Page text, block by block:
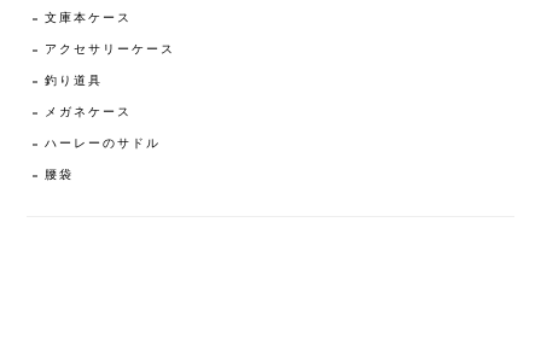
文庫本ケース
アクセサリーケース
釣り道具
メガネケース
ハーレーのサドル
腰袋